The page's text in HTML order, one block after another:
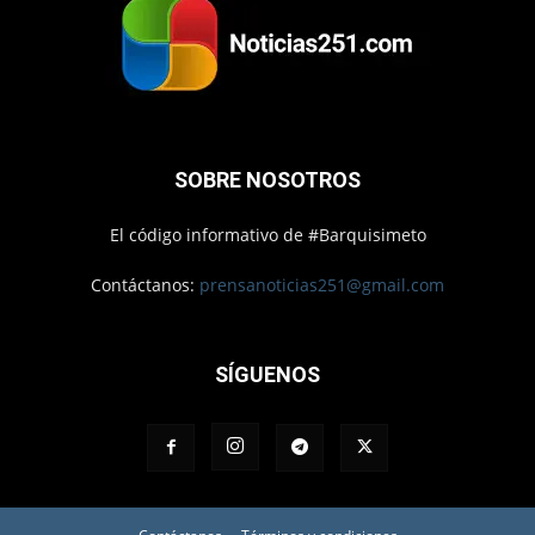
SOBRE NOSOTROS
El código informativo de #Barquisimeto
Contáctanos: prensanoticias251@gmail.com
SÍGUENOS